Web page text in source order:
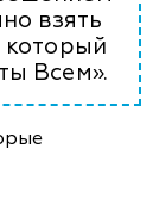
взять
который
Всем».